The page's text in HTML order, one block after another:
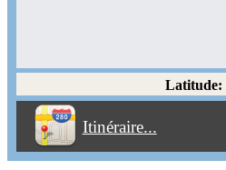
Latitude:
Itinéraire...
Éviter les autoroutes
Éviter les péages
Partir! Reset